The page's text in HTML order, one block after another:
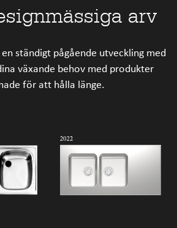
arv
ständigt pågående utveckling med
växande behov med produkter
för att hålla länge.